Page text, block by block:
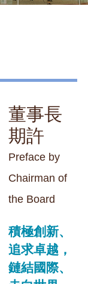
董事長
期許
Preface by
Chairman of
the Board
積極創新、
追求卓越，
鏈結國際、